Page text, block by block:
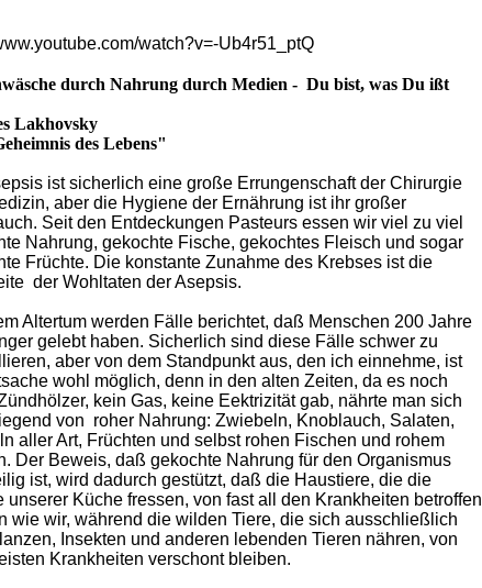
watch?v=-Ub4r51_ptQ
durch Nahrung durch Medien - Du bist, was Du ißt
Lakhovsky
des Lebens"
ist sicherlich eine große Errungenschaft der Chirurgie
aber die Hygiene der Ernährung ist ihr großer
Seit den Entdeckungen Pasteurs essen wir viel zu viel
Nahrung, gekochte Fische, gekochtes Fleisch und sogar
Früchte. Die konstante Zunahme des Krebses ist die
der Wohltaten der Asepsis.
Altertum werden Fälle berichtet, daß Menschen 200 Jahre
gelebt haben. Sicherlich sind diese Fälle schwer zu
aber von dem Standpunkt aus, den ich einnehme, ist
wohl möglich, denn in den alten Zeiten, da es noch
kein Gas, keine Eektrizität gab, nährte man sich
von roher Nahrung: Zwiebeln, Knoblauch, Salaten,
aller Art, Früchten und selbst rohen Fischen und rohem
Der Beweis, daß gekochte Nahrung für den Organismus
ist, wird dadurch gestützt, daß die Haustiere, die die
unserer Küche fressen, von fast all den Krankheiten betroffen
wie wir, während die wilden Tiere, die sich ausschließlich
Insekten und anderen lebenden Tieren nähren, von
Krankheiten verschont bleiben.